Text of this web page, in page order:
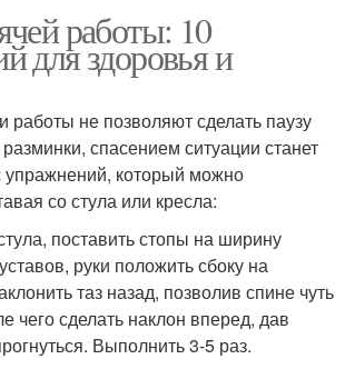
работы: 10
для здоровья и
работы не позволяют сделать паузу
спасением ситуации станет
упражнений, который можно
со стула или кресла:
поставить стопы на ширину
руки положить сбоку на
таз назад, позволив спине чуть
чего сделать наклон вперед, дав
Выполнить 3-5 раз.